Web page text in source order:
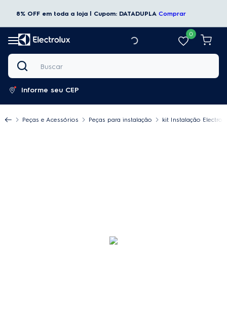
8% OFF em toda a loja | Cupom: DATADUPLA Comprar
0
Buscar
Informe seu CEP
Peças e Acessórios Peças para instalação kit Instalação